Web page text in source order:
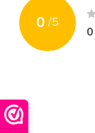
0 /5
0